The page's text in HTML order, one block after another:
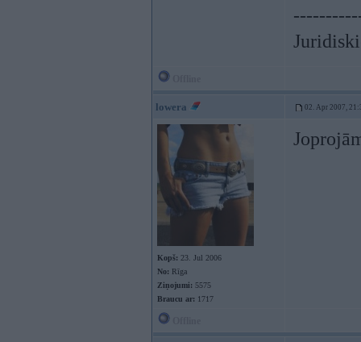
lowera 02. Apr 2007,
Kopš: 23. Jul 2006
No: Rīga
Ziņojumi: 5575
Braucu ar: 1717